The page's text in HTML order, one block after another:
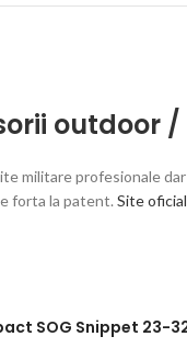
outdoor
militare profesionale
forta la patent. Site
SOG Snippet 23-